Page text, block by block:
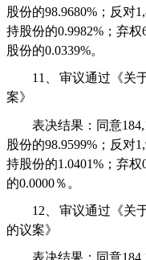
股份的98.9680% ；反对
持股份的0.9982% ；弃权
股份的0.0339%。
11、 审议通过《关
案》
表决结果：同意
股份的98.9599% ；反对
持股份的1.0401% ；弃权
的0.0000％。
12、 审议通过《关
的议案》